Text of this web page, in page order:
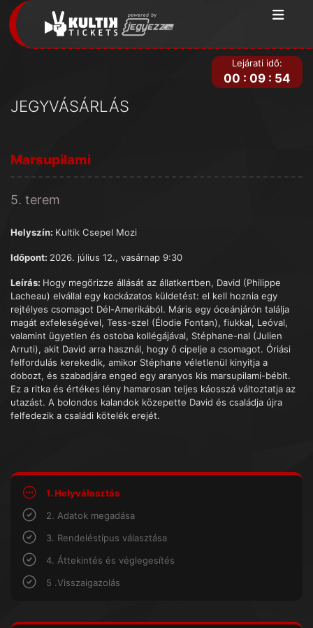
JEGYVÁSÁRLÁS
Lejárati idő:
00 : 09 : 54
Marsupilami
5. terem
Helyszín: Kultik Csepel Mozi
Időpont: 2026. július 12., vasárnap 9:30
Leírás: Hogy megőrizze állását az állatkertben, David (Philippe
Lacheau) elvállal egy kockázatos küldetést: el kell hoznia egy
rejtélyes csomagot Dél-Amerikából. Máris egy óceánjárón találja
magát exfeleségével, Tess-szel (Élodie Fontan), fiukkal, Leóval,
valamint ügyetlen és ostoba kollégájával, Stéphane-nal (Julien
Arruti), akit David arra használ, hogy ő cipelje a csomagot. Óriási
felfordulás kerekedik, amikor Stéphane véletlenül kinyitja a
dobozt, és szabadjára enged egy aranyos kis marsupilami-bébit.
Ez a ritka és értékes lény hamarosan teljes káosszá változtatja az
utazást. A bolondos kalandok közepette David és családja újra
felfedezik a családi kötelék erejét.
1. Helyválasztás
2. Adatok megadása
3. Rendeléstípus választása
4. Áttekintés és véglegesítés
5 .Visszaigazolás